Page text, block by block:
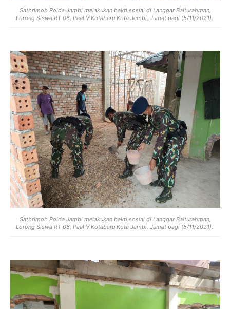
Satbrimob Polda Jambi melakukan bakti sosial di Langgar Baiturahman,
Lorong Siswa RT 06, Paal V Kotabaru Kota Jambi, Jumat pagi (5/11/2021).
Satbrimob Polda Jambi melakukan bakti sosial di Langgar Baiturahman,
Lorong Siswa RT 06, Paal V Kotabaru Kota Jambi, Jumat pagi (5/11/2021).